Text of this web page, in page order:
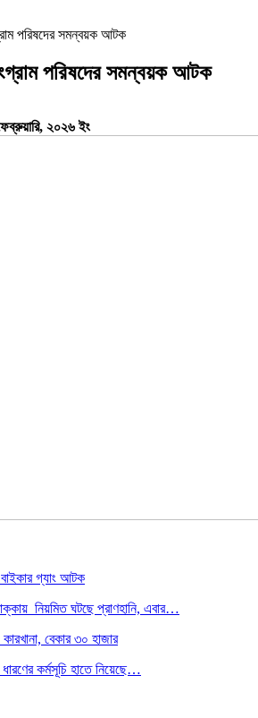
পরিষদের সমন্বয়ক আটক
সংগ্রাম পরিষদের সমন্বয়ক আটক
২০২৬ ইং
গ্যাং আটক
নিয়মিত ঘটছে প্রাণহানি, এবার…
বেকার ৩০ হাজার
কর্মসূচি হাতে নিয়েছে…